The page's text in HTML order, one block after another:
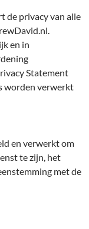
de privacy van alle
en in
Statement
worden verwerkt
en verwerkt om
te zijn, het
met de